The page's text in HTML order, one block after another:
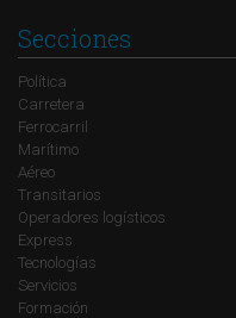
Secciones
Política
Carretera
Ferrocarril
Marítimo
Aéreo
Transitarios
Operadores logísticos
Express
Tecnologías
Servicios
Formación